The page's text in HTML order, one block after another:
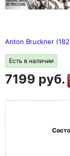
Anton Bruckner
Есть в наличии
7199 руб.